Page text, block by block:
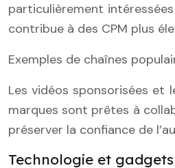
particulièrement
contribue à des CPM plus
Exemples de chaînes
Les vidéos sponsorisées et
marques sont prêtes à
préserver la confiance de
Technologie et gadgets